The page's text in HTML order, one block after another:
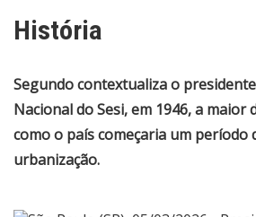
História
Segundo contextualiza o
Nacional do Sesi, em 1946, a maior
como o país começaria um período
urbanização.